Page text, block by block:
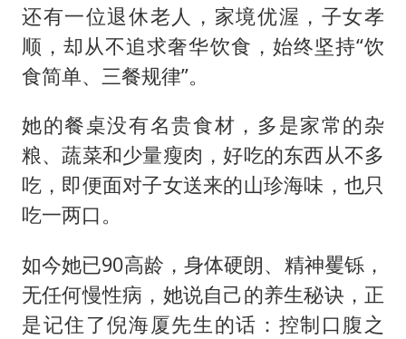
还有一位退休老人，家境优渥，子女孝
顺，却从不追求奢华饮食，始终坚持“饮
食简单、三餐规律”。
她的餐桌没有名贵食材，多是家常的杂
粮、蔬菜和少量瘦肉，好吃的东西从不多
吃，即便面对子女送来的山珍海味，也只
吃一两口。
如今她已90高龄，身体硬朗、精神矍铄，
无任何慢性病，她说自己的养生秘诀，正
是记住了倪海厦先生的话：控制口腹之